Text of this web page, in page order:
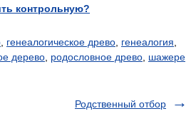
контрольную?
генеалогическое древо генеалогия
дерево родословное древо шажере
Родственный отбор